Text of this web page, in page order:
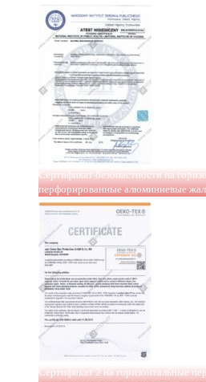
Сертификат безопастности на
перфорированные алюминиевые
Сертификат 2 на горизонтальные